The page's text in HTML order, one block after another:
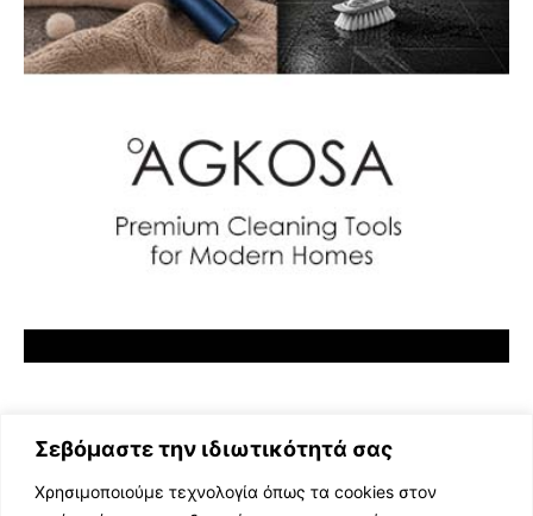
Σεβόμαστε την ιδιωτικότητά σας
Χρησιμοποιούμε τεχνολογία όπως τα cookies στον